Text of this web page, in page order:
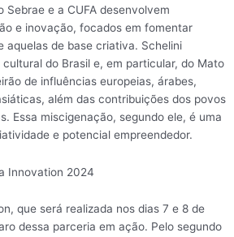
Sebrae e a CUFA desenvolvem
e inovação, focados em fomentar
aquelas de base criativa. Schelini
do Brasil e, em particular, do Mato
de influências europeias, árabes,
além das contribuições dos povos
Essa miscigenação, segundo ele, é uma
e potencial empreendedor.
Innovation 2024
que será realizada nos dias 7 e 8 de
dessa parceria em ação. Pelo segundo